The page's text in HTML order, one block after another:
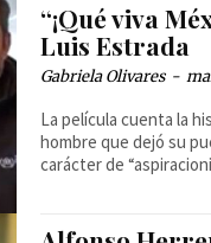
“¡Qué viva
Luis Estrada
Gabriela Olivares -
La película cuenta la
hombre que dejó su
carácter de